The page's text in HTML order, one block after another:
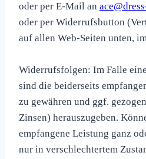
oder per E-Mail an
oder per Widerrufsbutton
auf allen Web-Seiten unten,
Widerrufsfolgen: Im Falle
sind die beiderseits
zu gewähren und ggf.
Zinsen) herauszugeben.
empfangene Leistung ganz
nur in verschlechtertem